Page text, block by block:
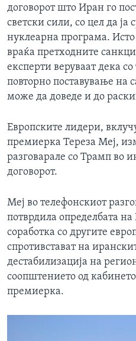
договорот што Иран го
светски сили, со цел да ја
нуклеарна програма.
враќа претходните
експерти веруваат дека
повторно поставување на
може да доведе и до
Европските лидери,
премиерка Тереза Меј,
разговарале со Трамп во
договорот.
Меј во телефонскиот
потврдила определбата
соработка со другите
спротивстават на
дестабилизација на
соопштението од
премиерка.